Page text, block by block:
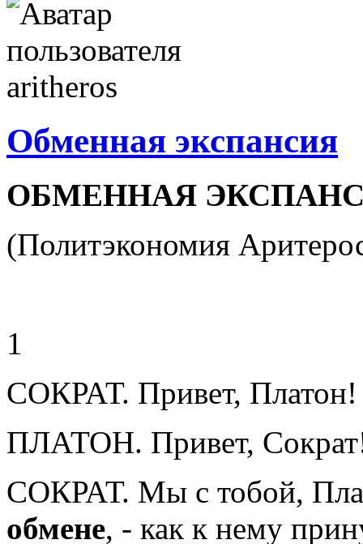
Обменная экспансия
ОБМЕННАЯ
(Политэкономия
1
СОКРАТ. Привет, Платон!
ПЛАТОН. Привет,
СОКРАТ. Мы с тобой,
обмене, - как к нему